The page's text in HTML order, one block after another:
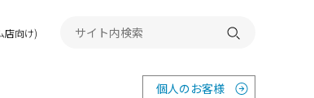
個人のお客様
店向け) 検索する